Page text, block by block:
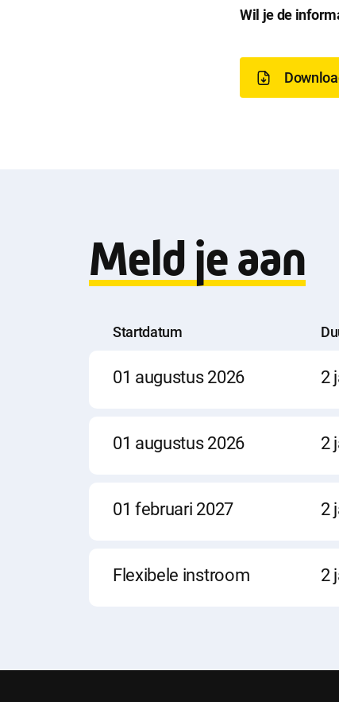
D
o
l
o
d
i
Wil je de
Meld je aan
Startdatum
Startdatum
01 augustus 2026
Duur 2
Locatie
Startdatum
01 augustus 2026
Duur 2
Locatie
Startdatum
01 februari 2027
Duur 2
Locatie
Startdatum
Flexibele instroom
Duur 2
Locatie